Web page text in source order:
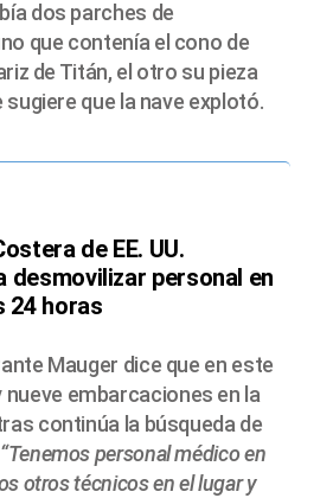
dos parches de
que contenía el cono de
de Titán, el otro su pieza
sugiere que la nave explotó.
de EE. UU.
desmovilizar personal en
24 horas
Mauger dice que en este
embarcaciones en la
continúa la búsqueda de
“Tenemos personal médico en
otros técnicos en el lugar y